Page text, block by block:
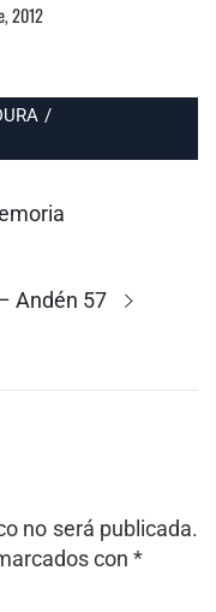
2012
/
Andén 57
no será publicada.
con *